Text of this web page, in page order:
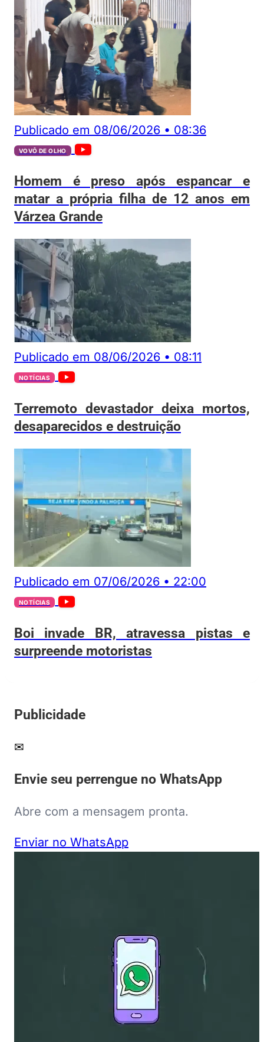
Publicado em 08/06/2026 • 08:36
VOVÔ DE OLHO
Homem é preso após espancar e
matar a própria filha de 12 anos em
Várzea Grande
Publicado em 08/06/2026 • 08:11
NOTÍCIAS
Terremoto devastador deixa mortos,
desaparecidos e destruição
Publicado em 07/06/2026 • 22:00
NOTÍCIAS
Boi invade BR, atravessa pistas e
surpreende motoristas
Publicidade
✉
Envie seu perrengue no WhatsApp
Abre com a mensagem pronta.
Enviar no WhatsApp